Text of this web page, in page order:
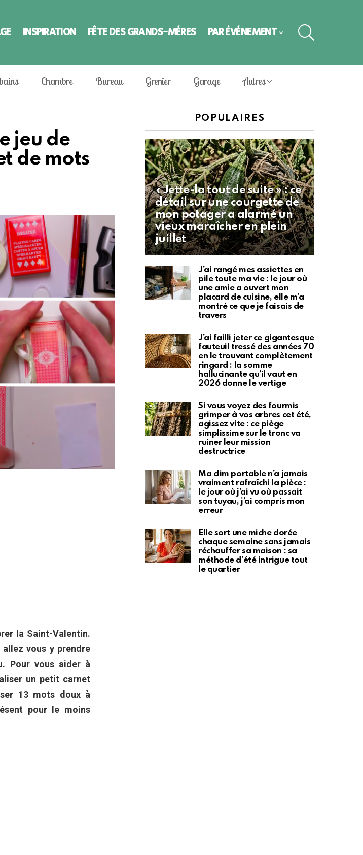
INSPIRATION FÊTE DES GRANDS-MÈRES PAR ÉVÈNEMENT
Chambre Bureau Grenier Garage Autres
jeu de
de mots
la Saint-Valentin.
vous y prendre
Pour vous aider à
un petit carnet
13 mots doux à
pour le moins
POPULAIRES
« Jette-la tout de suite » : ce
détail sur une courgette de
mon potager a alarmé un
vieux maraîcher en plein
juillet
J’ai rangé mes assiettes en
pile toute ma vie : le jour où
une amie a ouvert mon
placard de cuisine, elle m’a
montré ce que je faisais de
travers
J’ai failli jeter ce gigantesque
fauteuil tressé des années 70
en le trouvant complètement
ringard : la somme
hallucinante qu’il vaut en
2026 donne le vertige
Si vous voyez des fourmis
grimper à vos arbres cet été,
agissez vite : ce piège
simplissime sur le tronc va
ruiner leur mission
destructrice
Ma clim portable n’a jamais
vraiment rafraîchi la pièce :
le jour où j’ai vu où passait
son tuyau, j’ai compris mon
erreur
Elle sort une miche dorée
chaque semaine sans jamais
réchauffer sa maison : sa
méthode d’été intrigue tout
le quartier